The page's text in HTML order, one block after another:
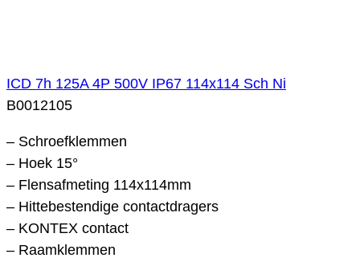
ICD 7h 125A 4P 500V IP67 114x114 Sch Ni
B0012105
– Schroefklemmen
– Hoek 15°
– Flensafmeting 114x114mm
– Hittebestendige contactdragers
– KONTEX contact
– Raamklemmen